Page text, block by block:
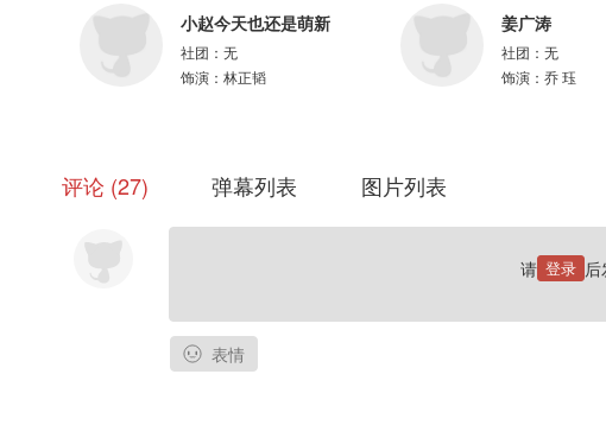
乔 蓉：王潇倩@我是王王王小饼
穆 风：姜子翰@忠肝义胆老Tom
唐 博：孙熹鹤@配音演员孙熹鹤
谢 权：杨瑨晗@杨瑨晗_三羊
仔姜@仔姜不张嘴 王子涵@一航要努力_ 高旭东@高旭东voice 安陌@是安陌菜的一
薄棠@是棠棠也是糖糖 康潇文@康三三 姜子翰@忠肝义胆老Tom 闫子蔚@巴巴布莱
懒不懒阳Yang 辛首@辛首-不玩双刀 柳阅尘@阅尘OVO
小赵今天也还是萌新
社团： 无
饰演： 林正韬
姜广涛
社团： 无
饰演： 乔 珏
评论 27 弹幕列表 图片列表
请 登录
表情